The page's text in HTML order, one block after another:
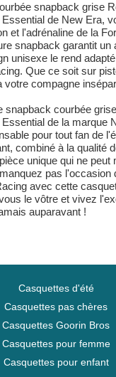
snapback grise
de New Era,
et l'adrénaline de la
snapback garantit un
unisexe le rend
Que ce soit sur
votre compagne
snapback courbée
de la marque
pour tout fan de
combiné à la qualité
unique qui ne peut
pas l'occasion
avec cette
le vôtre et vivez
auparavant !
Casquettes d'été
Casquettes pas chères
Casquettes Goorin Bros
Casquettes pour femme
Casquettes pour enfant